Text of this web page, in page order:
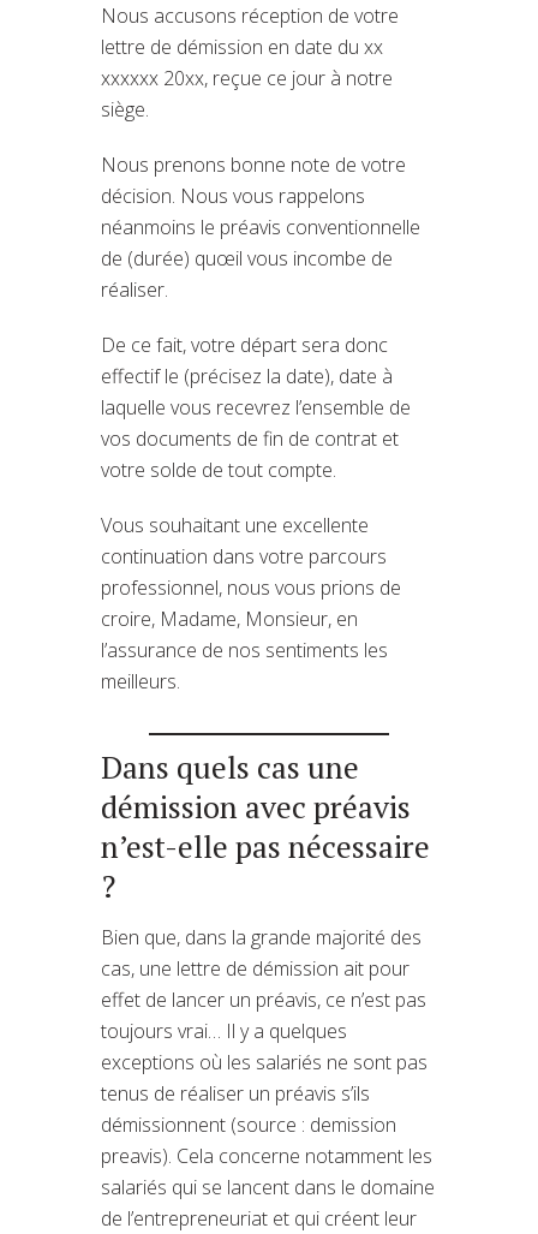
Nous accusons réception de votre
lettre de démission en date du xx
xxxxxx 20xx, reçue ce jour à notre
siège.
Nous prenons bonne note de votre
décision. Nous vous rappelons
néanmoins le préavis conventionnelle
de (durée) quœil vous incombe de
réaliser.
De ce fait, votre départ sera donc
effectif le (précisez la date), date à
laquelle vous recevrez l’ensemble de
vos documents de fin de contrat et
votre solde de tout compte.
Vous souhaitant une excellente
continuation dans votre parcours
professionnel, nous vous prions de
croire, Madame, Monsieur, en
l’assurance de nos sentiments les
meilleurs.
Dans quels cas une
démission avec préavis
n’est-elle pas nécessaire
?
Bien que, dans la grande majorité des
cas, une lettre de démission ait pour
effet de lancer un préavis, ce n’est pas
toujours vrai… Il y a quelques
exceptions où les salariés ne sont pas
tenus de réaliser un préavis s’ils
démissionnent (source : demission
preavis). Cela concerne notamment les
salariés qui se lancent dans le domaine
de l’entrepreneuriat et qui créent leur